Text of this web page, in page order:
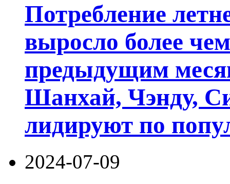
Потребление
выросло более
предыдущим
Шанхай, Чэнду,
лидируют по
2024-07-09